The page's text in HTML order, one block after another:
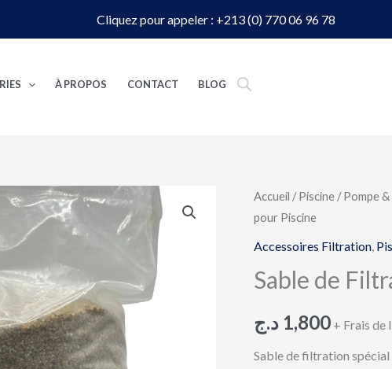
Cliquez pour appeler : +213 (0) 770 06 96 78
À PROPOS CONTACT BLOG
Accueil /Piscine /Pompe
pour Piscine
Accessoires Filtration
Sable de
1,800 د.ج + Frais de
Sable de filtration
quantité
de
Sable
Filtration
Piscine